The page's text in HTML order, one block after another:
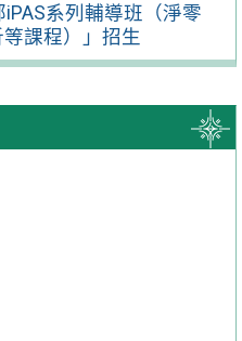
系列輔導班（淨零
課程）」招生